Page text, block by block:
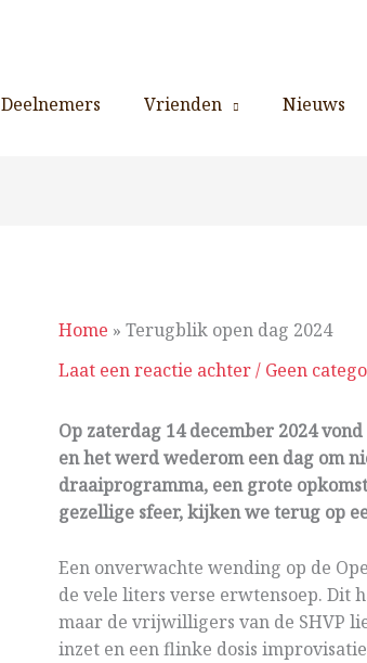
Deelnemers Vrienden Nieuws
Home » Terugblik open dag 2024
Laat een reactie achter/ Geen
Op zaterdag 14 december 2024
en het werd wederom een dag om
draaiprogramma, een grote
gezellige sfeer, kijken we terug op
Een onverwachte wending op de
de vele liters verse erwtensoep. Dit
maar de vrijwilligers van de SHVP
inzet en een flinke dosis